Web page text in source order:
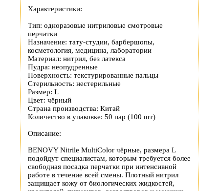
(0)
Доставка
этого
товара
Характеристики:
Тип: одноразовые нитриловые смотровые
перчатки
Назначение: тату‑студии, барбершопы,
косметология, медицина, лаборатории
Материал: нитрил, без латекса
Пудра: неопудренные
Поверхность: текстурированные пальцы
Стерильность: нестерильные
Размер: L
Цвет: чёрный
Страна производства: Китай
Количество в упаковке: 50 пар (100 шт)
Описание:
BENOVY Nitrile MultiColor чёрные, размера L
подойдут специалистам, которым требуется более
свободная посадка перчатки при интенсивной
работе в течение всей смены. Плотный нитрил
защищает кожу от биологических жидкостей,